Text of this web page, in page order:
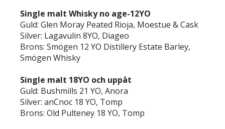
Single malt Whisky no age-12YO
Guld: Glen Moray Peated Rioja, Moestue & Cask
Silver: Lagavulin 8YO, Diageo
Brons: Smögen 12 YO Distillery Estate Barley,
Smögen Whisky
Single malt 18YO och uppåt
Guld: Bushmills 21 YO, Anora
Silver: anCnoc 18 YO, Tomp
Brons: Old Pulteney 18 YO, Tomp